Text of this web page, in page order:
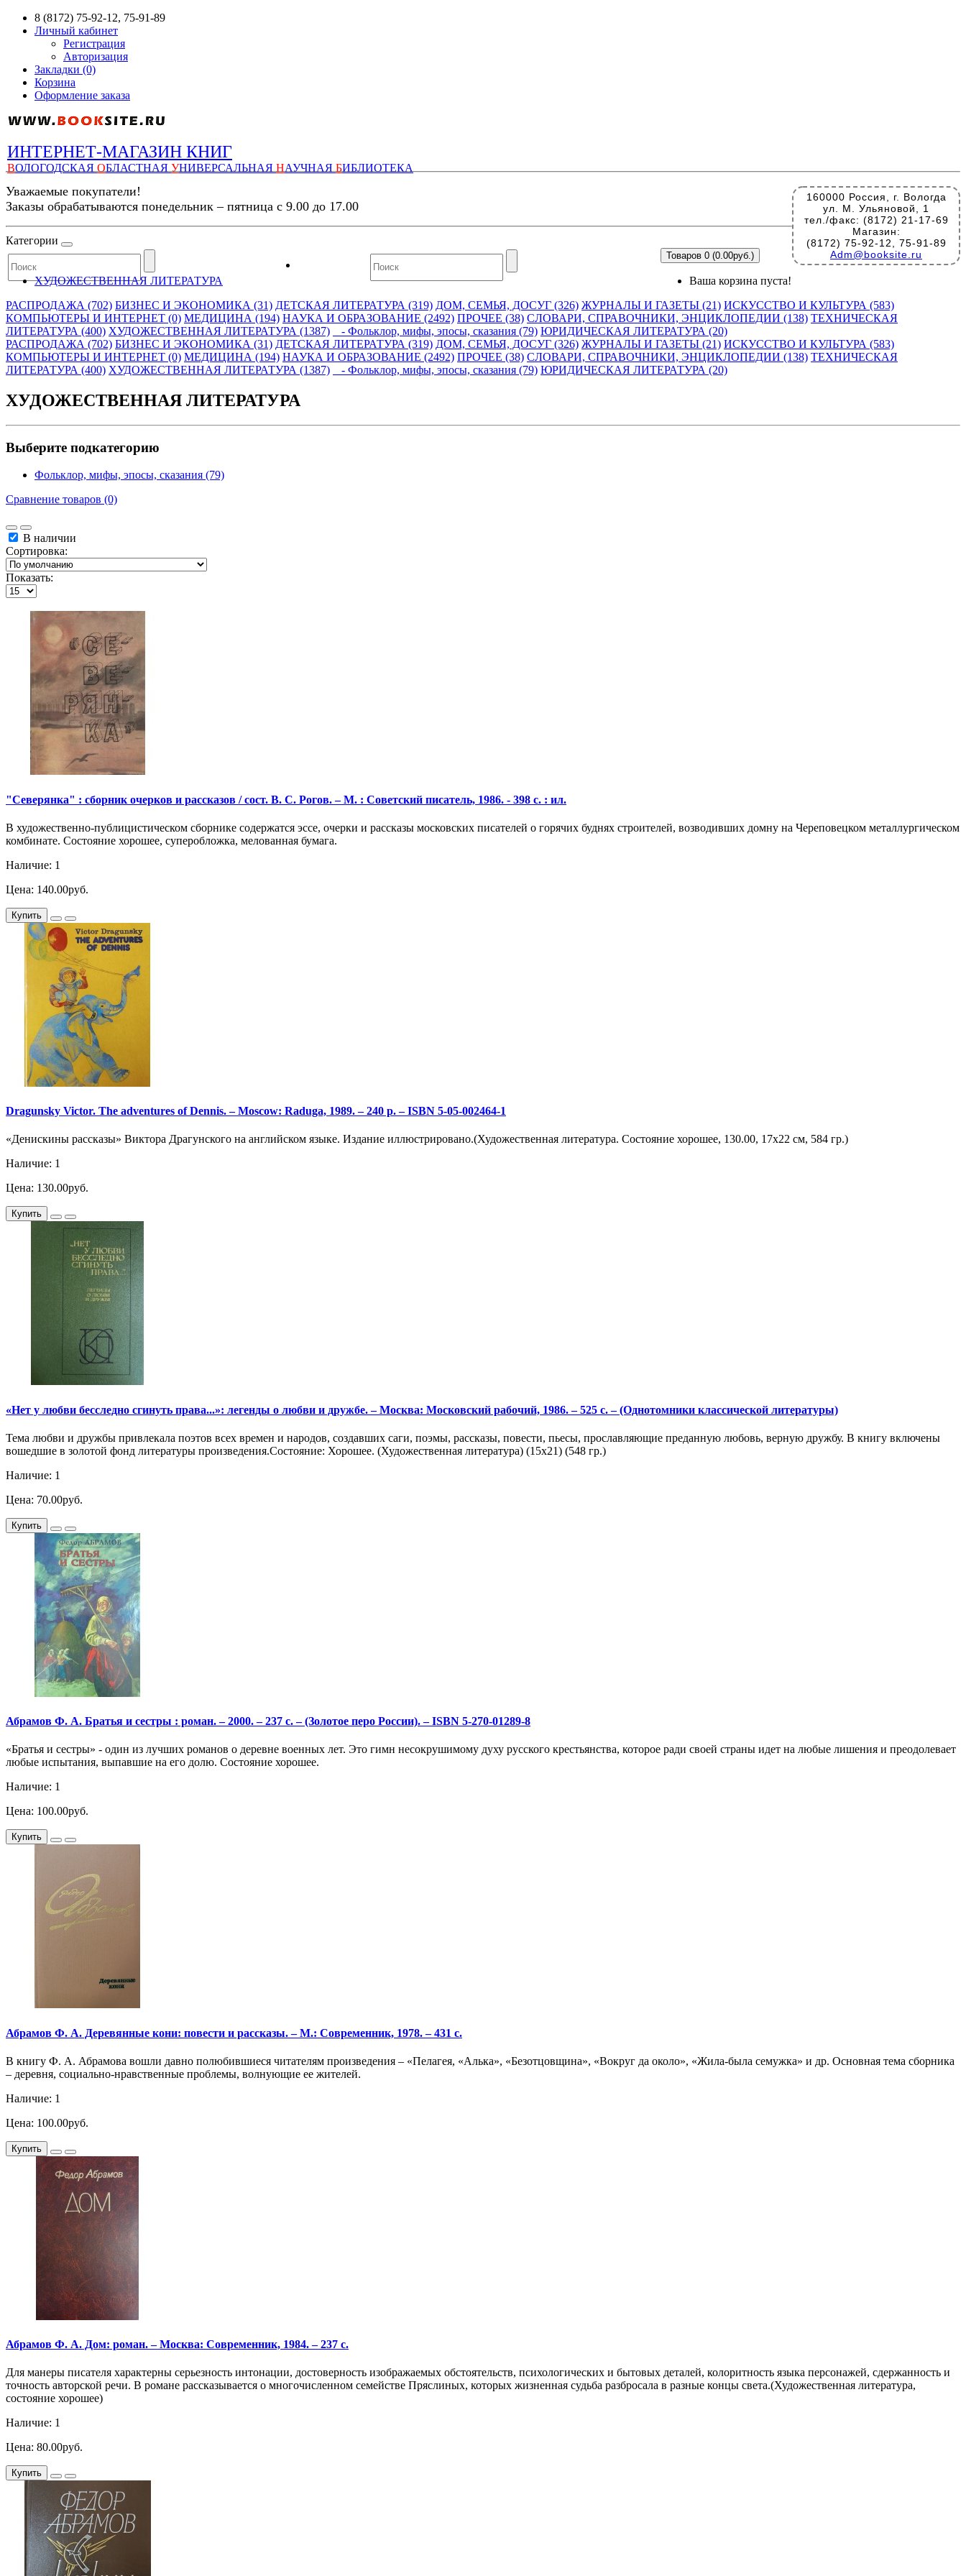
8 (8172) 75-92-12, 75-91-89
Личный кабинет
Регистрация
Авторизация
Закладки (0)
Корзина
Оформление заказа
ИНТЕРНЕТ-МАГАЗИН КНИГ
ВОЛОГОДСКАЯ ОБЛАСТНАЯ УНИВЕРСАЛЬНАЯ НАУЧНАЯ БИБЛИОТЕКА
160000 Россия, г. Вологда
ул. М. Ульяновой, 1
тел./факс: (8172) 21-17-69
Магазин:
(8172) 75-92-12, 75-91-89
Adm@booksite.ru
Уважаемые покупатели!
Заказы обрабатываются понедельник – пятница с 9.00 до 17.00
Категории
Товаров 0 (0.00руб.)
Ваша корзина пуста!
ХУДОЖЕСТВЕННАЯ ЛИТЕРАТУРА
РАСПРОДАЖА (702) БИЗНЕС И ЭКОНОМИКА (31) ДЕТСКАЯ ЛИТЕРАТУРА (319) ДОМ, СЕМЬЯ, ДОСУГ (326) ЖУРНАЛЫ И ГАЗЕТЫ (21) ИСКУССТВО И КУЛЬТУРА (583)
КОМПЬЮТЕРЫ И ИНТЕРНЕТ (0) МЕДИЦИНА (194) НАУКА И ОБРАЗОВАНИЕ (2492) ПРОЧЕЕ (38) СЛОВАРИ, СПРАВОЧНИКИ, ЭНЦИКЛОПЕДИИ (138) ТЕХНИЧЕСКАЯ
ЛИТЕРАТУРА (400) ХУДОЖЕСТВЕННАЯ ЛИТЕРАТУРА (1387) - Фольклор, мифы, эпосы, сказания (79) ЮРИДИЧЕСКАЯ ЛИТЕРАТУРА (20)
РАСПРОДАЖА (702) БИЗНЕС И ЭКОНОМИКА (31) ДЕТСКАЯ ЛИТЕРАТУРА (319) ДОМ, СЕМЬЯ, ДОСУГ (326) ЖУРНАЛЫ И ГАЗЕТЫ (21) ИСКУССТВО И КУЛЬТУРА (583)
КОМПЬЮТЕРЫ И ИНТЕРНЕТ (0) МЕДИЦИНА (194) НАУКА И ОБРАЗОВАНИЕ (2492) ПРОЧЕЕ (38) СЛОВАРИ, СПРАВОЧНИКИ, ЭНЦИКЛОПЕДИИ (138) ТЕХНИЧЕСКАЯ
ЛИТЕРАТУРА (400) ХУДОЖЕСТВЕННАЯ ЛИТЕРАТУРА (1387) - Фольклор, мифы, эпосы, сказания (79) ЮРИДИЧЕСКАЯ ЛИТЕРАТУРА (20)
ХУДОЖЕСТВЕННАЯ ЛИТЕРАТУРА
Выберите подкатегорию
Фольклор, мифы, эпосы, сказания (79)
Сравнение товаров (0)
В наличии
Сортировка:
Показать:
"Северянка" : сборник очерков и рассказов / сост. В. С. Рогов. – М. : Советский писатель, 1986. - 398 с. : ил.
В художественно-публицистическом сборнике содержатся эссе, очерки и рассказы московских писателей о горячих буднях строителей, возводивших домну на Череповецком металлургическом
комбинате. Состояние хорошее, суперобложка, мелованная бумага.
Наличие: 1
Цена: 140.00руб.
Купить
Dragunsky Victor. The adventures of Dennis. – Moscow: Raduga, 1989. – 240 p. – ISBN 5-05-002464-1
«Денискины рассказы» Виктора Драгунского на английском языке. Издание иллюстрировано.(Художественная литература. Состояние хорошее, 130.00, 17х22 см, 584 гр.)
Наличие: 1
Цена: 130.00руб.
Купить
«Нет у любви бесследно сгинуть права...»: легенды о любви и дружбе. – Москва: Московский рабочий, 1986. – 525 с. – (Однотомники классической литературы)
Тема любви и дружбы привлекала поэтов всех времен и народов, создавших саги, поэмы, рассказы, повести, пьесы, прославляющие преданную любовь, верную дружбу. В книгу включены
вошедшие в золотой фонд литературы произведения.Состояние: Хорошее. (Художественная литература) (15х21) (548 гр.)
Наличие: 1
Цена: 70.00руб.
Купить
Абрамов Ф. А. Братья и сестры : роман. – 2000. – 237 с. – (Золотое перо России). – ISBN 5-270-01289-8
«Братья и сестры» - один из лучших романов о деревне военных лет. Это гимн несокрушимому духу русского крестьянства, которое ради своей страны идет на любые лишения и преодолевает
любые испытания, выпавшие на его долю. Состояние хорошее.
Наличие: 1
Цена: 100.00руб.
Купить
Абрамов Ф. А. Деревянные кони: повести и рассказы. – М.: Современник, 1978. – 431 с.
В книгу Ф. А. Абрамова вошли давно полюбившиеся читателям произведения – «Пелагея, «Алька», «Безотцовщина», «Вокруг да около», «Жила-была семужка» и др. Основная тема сборника
– деревня, социально-нравственные проблемы, волнующие ее жителей.
Наличие: 1
Цена: 100.00руб.
Купить
Абрамов Ф. А. Дом: роман. – Москва: Современник, 1984. – 237 с.
Для манеры писателя характерны серьезность интонации, достоверность изображаемых обстоятельств, психологических и бытовых деталей, колоритность языка персонажей, сдержанность и
точность авторской речи. В романе рассказывается о многочисленном семействе Пряслиных, которых жизненная судьба разбросала в разные концы света.(Художественная литература,
состояние хорошее)
Наличие: 1
Цена: 80.00руб.
Купить